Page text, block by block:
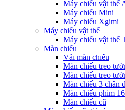
Máy chiếu vật thể
Máy chiếu Mini
Máy chiếu Xgimi
Máy chiếu vật thể
Máy chiếu vật thể
Màn chiếu
Vải màn chiếu
Màn chiếu treo
Màn chiếu treo
Màn chiếu 3 chân
Màn chiếu phim
Màn chiếu cũ